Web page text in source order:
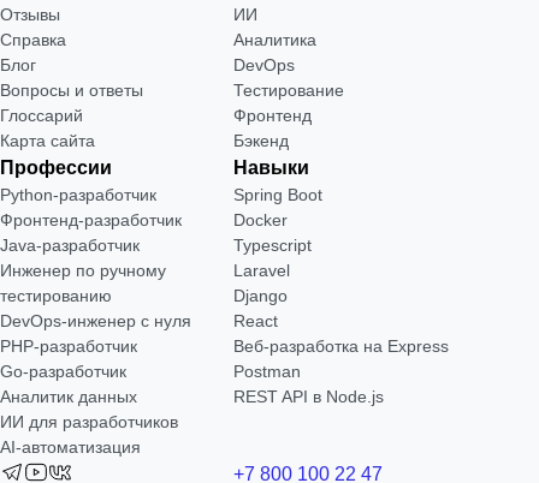
Отзывы
Справка
Блог
Вопросы и ответы
Глоссарий
Карта сайта
ИИ
Аналитика
DevOps
Тестирование
Фронтенд
Бэкенд
Профессии
Python-разработчик
Фронтенд-разработчик
Java-разработчик
Инженер по ручному
тестированию
DevOps-инженер с нуля
РНР-разработчик
Go-разработчик
Аналитик данных
ИИ для разработчиков
AI-автоматизация
Навыки
Spring Boot
Docker
Typescript
Laravel
Django
React
Веб-разработка на Express
Postman
REST API в Node.js
+7 800 100 22 47